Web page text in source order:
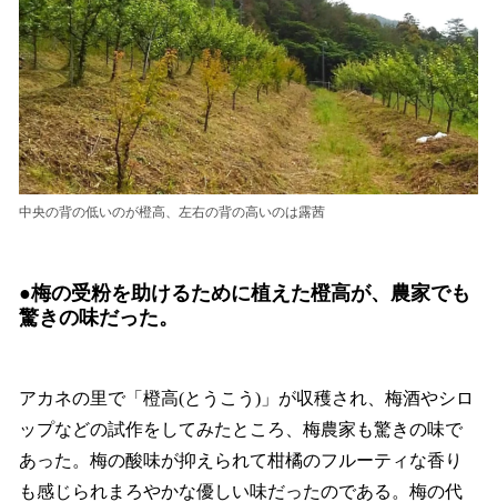
中央の背の低いのが橙高、左右の背の高いのは露茜
●梅の受粉を助けるために植えた橙高が、農家でも
驚きの味だった。
アカネの里で「橙高(とうこう)」が収穫され、梅酒やシロ
ップなどの試作をしてみたところ、梅農家も驚きの味で
あった。梅の酸味が抑えられて柑橘のフルーティな香り
も感じられまろやかな優しい味だったのである。梅の代